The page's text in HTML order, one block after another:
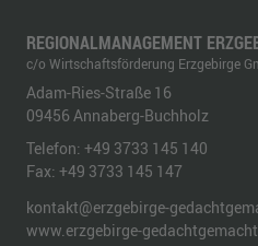
REGIONALMANAGEMENT
c/o Wirtschaftsförderung Erzgebirge
Adam-Ries-Straße 16
09456 Annaberg-Buchholz
Telefon: +49 3733 145 140
Fax: +49 3733 145 147
kontakt@erzgebirge-
www.erzgebirge-